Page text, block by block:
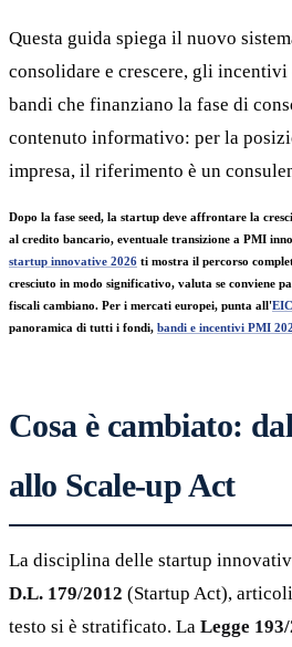
Questa guida spiega il nuovo
consolidare e crescere, gli
bandi che finanziano la fase di
contenuto informativo: per la
impresa, il riferimento è un
Dopo la fase seed, la startup deve affrontare la
al credito bancario, eventuale transizione a PMI
startup innovative 2026 ti mostra il percorso
cresciuto in modo significativo, valuta se conviene
fiscali cambiano. Per i mercati europei, punta all'
panoramica di tutti i fondi, bandi e incentivi PMI
Cosa è cambiato:
allo Scale-up Act
La disciplina delle startup
D.L. 179/2012 (Startup Act),
testo si è stratificato. La Legge